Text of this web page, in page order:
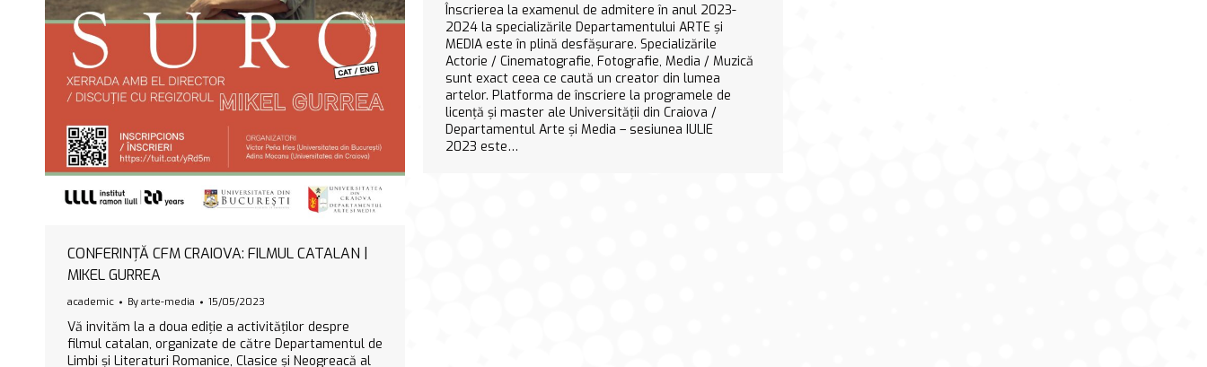
CONFERINȚĂ CFM CRAIOVA: FILMUL CATALAN |
MIKEL GURREA
academic By arte-media 15/05/2023
Vă invităm la a doua ediție a activităților despre
filmul catalan, organizate de către Departamentul de
Limbi și Literaturi Romanice, Clasice și Neogreacă al
Înscrierea la examenul de admitere în anul 2023-
2024 la specializările Departamentului ARTE și
MEDIA este în plină desfășurare. Specializările
Actorie / Cinematografie, Fotografie, Media / Muzică
sunt exact ceea ce caută un creator din lumea
artelor. Platforma de înscriere la programele de
licență și master ale Universității din Craiova /
Departamentul Arte și Media – sesiunea IULIE
2023 este…